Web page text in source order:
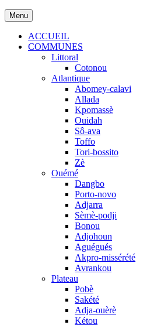
Menu
ACCUEIL
COMMUNES
Littoral
Cotonou
Atlantique
Abomey-calavi
Allada
Kpomassè
Ouidah
Sô-ava
Toffo
Tori-bossito
Zè
Ouémé
Dangbo
Porto-novo
Adjarra
Sèmè-podji
Bonou
Adjohoun
Aguégués
Akpro-missérété
Avrankou
Plateau
Pobè
Sakété
Adja-ouèrè
Kétou